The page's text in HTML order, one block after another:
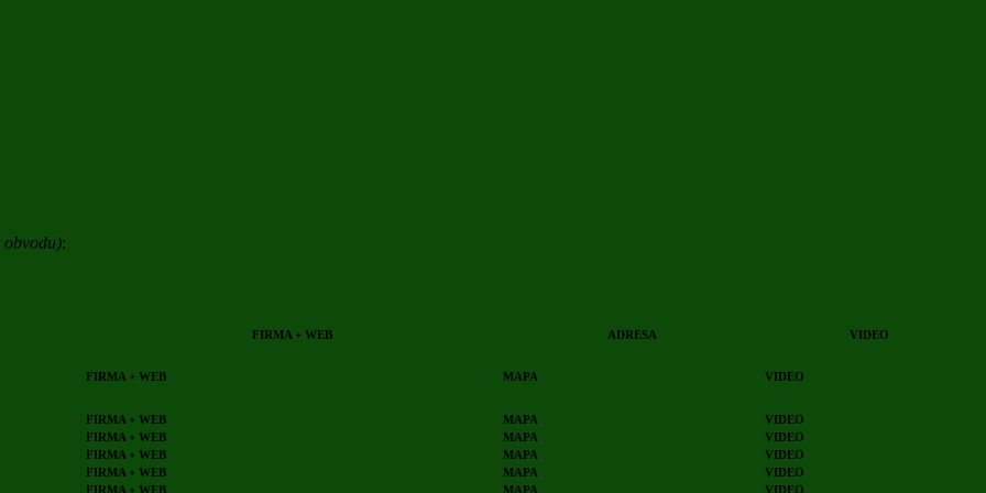
:
FIRMA + WEB ADRESA VIDEO
FIRMA + WEB MAPA VIDEO
FIRMA + WEB MAPA
VIDEO
FIRMA + WEB
MAPA
VIDEO
FIRMA + WEB
MAPA
VIDEO
FIRMA + WEB
MAPA
VIDEO
FIRMA + WEB
MAPA
VIDEO